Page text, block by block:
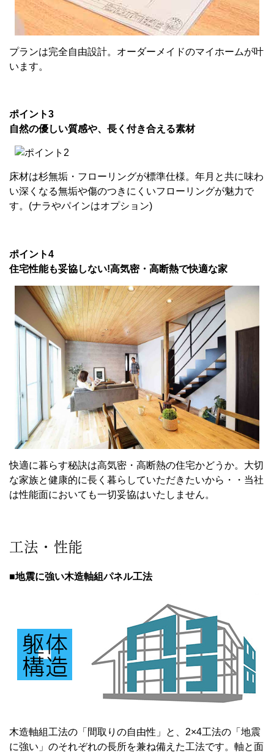
プランは完全自由設計。オーダーメイドのマイホームが叶
います。
ポイント3
自然の優しい質感や、長く付き合える素材
床材は杉無垢・フローリングが標準仕様。年月と共に味わ
い深くなる無垢や傷のつきにくいフローリングが魅力で
す。(ナラやパインはオプション)
ポイント4
住宅性能も妥協しない!高気密・高断熱で快適な家
快適に暮らす秘訣は高気密・高断熱の住宅かどうか。大切
な家族と健康的に長く暮らしていただきたいから・・当社
は性能面においても一切妥協はいたしません。
工法・性能
■地震に強い木造軸組パネル工法
木造軸組工法の「間取りの自由性」と、2×4工法の「地震
に強い」のそれぞれの長所を兼ね備えた工法です。軸と面